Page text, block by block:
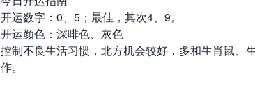
开运数字：0、5；最佳，其次4、9。
开运颜色：深啡色、灰色
控制不良生活习惯，北方机会较好，多和生肖鼠、
作。